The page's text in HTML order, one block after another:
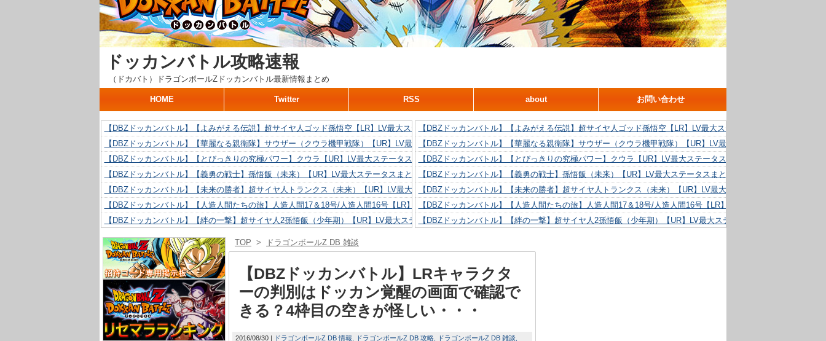
ドッカンバトル攻略速報
（ドカバト）ドラゴンボールZドッカンバトル最新情報まとめ
HOME Twitter RSS about お問い合わせ
【DBZドッカンバトル】【よみがえる伝説】超サイヤ人ゴッド孫悟空【LR】LV最大ステータスまとめ！
【DBZドッカンバトル】【華麗なる親衛隊】サウザー（クウラ機甲戦隊）【UR】LV最大ステータスまとめ！
【DBZドッカンバトル】【とびっきりの究極パワー】クウラ【UR】LV最大ステータスまとめ！
【DBZドッカンバトル】【義勇の戦士】孫悟飯（未来）【UR】LV最大ステータスまとめ！
【DBZドッカンバトル】【未来の勝者】超サイヤ人トランクス（未来）【UR】LV最大ステータスまとめ！
【DBZドッカンバトル】【人造人間たちの旅】人造人間17＆18号/人造人間16号【LR】LV最大ステータスまとめ！
【DBZドッカンバトル】【絆の一撃】超サイヤ人2孫悟飯（少年期）【UR】LV最大ステータスまとめ！
【DBZドッカンバトル】【抗い続ける精神力】人造人間18号【UR】LV最大ステータスまとめ！
【DBZドッカンバトル】【技巧とひらめき】クリリン【UR】LV最大ステータスまとめ！
【DBZドッカンバトル】【新たに得た好機】人造人間16号【UR】LV最大ステータスまとめ！
【DBZドッカンバトル】【よみがえる伝説】超サイヤ人ゴッド孫悟空【LR】LV最大ステータスまとめ！
【DBZドッカンバトル】【華麗なる親衛隊】サウザー（クウラ機甲戦隊）【UR】LV最大ステータスまとめ！
【DBZドッカンバトル】【とびっきりの究極パワー】クウラ【UR】LV最大ステータスまとめ！
【DBZドッカンバトル】【義勇の戦士】孫悟飯（未来）【UR】LV最大ステータスまとめ！
【DBZドッカンバトル】【未来の勝者】超サイヤ人トランクス（未来）【UR】LV最大ステータスまとめ！
【DBZドッカンバトル】【人造人間たちの旅】人造人間17＆18号/人造人間16号【LR】LV最大ステータスまとめ！
【DBZドッカンバトル】【絆の一撃】超サイヤ人2孫悟飯（少年期）【UR】LV最大ステータスまとめ！
【DBZドッカンバトル】【技巧とひらめき】クリリン【UR】LV最大ステータスまとめ！
【DBZドッカンバトル】【新たに得た好機】人造人間16号【UR】LV最大ステータスまとめ！
TOP > ドラゴンボールZ DB 雑談
【DBZドッカンバトル】LRキャラクタ
ーの判別はドッカン覚醒の画面で確認で
きる？4枠目の空きが怪しい・・・
2016/08/30 ドラゴンボールZ DB 情報 ドラゴンボールZ DB 攻略 ドラゴンボールZ DB 雑談